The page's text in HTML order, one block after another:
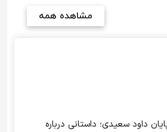
مشاهده همه
داود سعیدی؛ داستانی درباره